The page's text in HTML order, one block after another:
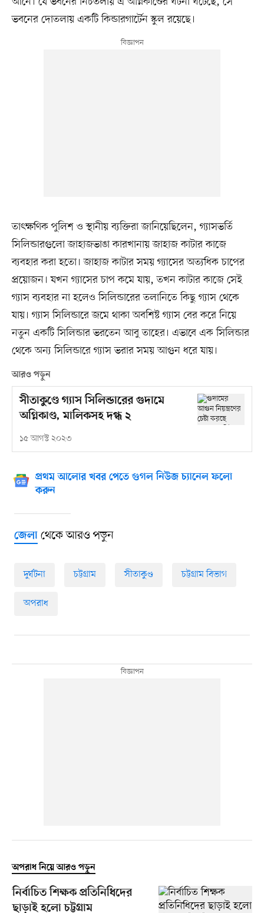
ভবনের দোতলায় একটি কিন্ডারগার্টেন স্কুল রয়েছে।
তাৎক্ষণিক পুলিশ ও স্থানীয় ব্যক্তিরা জানিয়েছিলেন, গ্যাসভর্তি
সিলিন্ডারগুলো জাহাজভাঙা কারখানায় জাহাজ কাটার কাজে
ব্যবহার করা হতো। জাহাজ কাটার সময় গ্যাসের অত্যধিক চাপের
প্রয়োজন। যখন গ্যাসের চাপ কমে যায়, তখন কাটার কাজে সেই
গ্যাস ব্যবহার না হলেও সিলিন্ডারের তলানিতে কিছু গ্যাস থেকে
যায়। গ্যাস সিলিন্ডারে জমে থাকা অবশিষ্ট গ্যাস বের করে নিয়ে
নতুন একটি সিলিন্ডার ভরতেন আবু তাহের। এভাবে এক সিলিন্ডার
থেকে অন্য সিলিন্ডারে গ্যাস ভরার সময় আগুন ধরে যায়।
আরও পড়ুন
সীতাকুণ্ডে গ্যাস সিলিন্ডারের গুদামে
অগ্নিকাণ্ড, মালিকসহ দগ্ধ ২
১৫ আগস্ট ২০২৩
প্রথম আলোর খবর পেতে গুগল নিউজ চ্যানেল ফলো
করুন
জেলাথেকে আরও পড়ুন
দুর্ঘটনা চট্টগ্রাম সীতাকুণ্ড চট্টগ্রাম বিভাগ
অপরাধ
অপরাধ নিয়ে আরও পড়ুন
নির্বাচিত শিক্ষক প্রতিনিধিদের
ছাড়াই হলো চট্টগ্রাম